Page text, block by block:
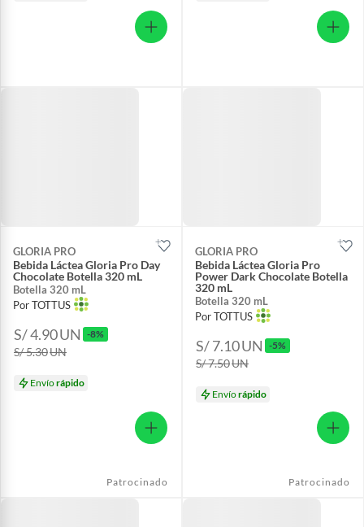
GLORIA PRO
Bebida Láctea Gloria Pro Day
Chocolate Botella 320 mL
Botella 320 mL
Por TOTTUS
S/ 4.90UN -8%
S/ 5.30UN
Envíorápido
Patrocinado
GLORIA PRO
Bebida Láctea Gloria Pro
Power Dark Chocolate Botella
320 mL
Botella 320 mL
Por TOTTUS
S/ 7.10UN -5%
S/ 7.50UN
Envíorápido
Patrocinado